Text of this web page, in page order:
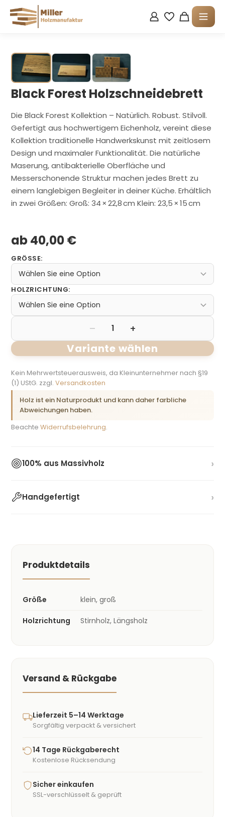
Black Forest Holzschneidebrett
Die Black Forest Kollektion – Natürlich. Robust. Stilvoll.
Gefertigt aus hochwertigem Eichenholz, vereint diese
Kollektion traditionelle Handwerkskunst mit zeitlosem
Design und maximaler Funktionalität. Die natürliche
Maserung, antibakterielle Oberfläche und
Messerschonende Struktur machen jedes Brett zu
einem langlebigen Begleiter in deiner Küche. Erhältlich
in zwei Größen: Groß: 34 × 22,8 cm Klein: 23,5 × 15 cm
ab40,00 €
GRÖSSE :
HOLZRICHTUNG:
– 1 +
Variante wählen
Kein Mehrwertsteuerausweis, da Kleinunternehmer nach §19
(1) UStG. zzgl. Versandkosten
Holz ist ein Naturprodukt und kann daher farbliche
Abweichungen haben.
Beachte Widerrufsbelehrung.
100% aus Massivholz ›
Handgefertigt ›
Produktdetails
Größe klein, groß
Holzrichtung Stirnholz, Längsholz
Versand & Rückgabe
Lieferzeit 5–14 Werktage
Sorgfältig verpackt & versichert
14 Tage Rückgaberecht
Kostenlose Rücksendung
Sicher einkaufen
SSL-verschlüsselt & geprüft